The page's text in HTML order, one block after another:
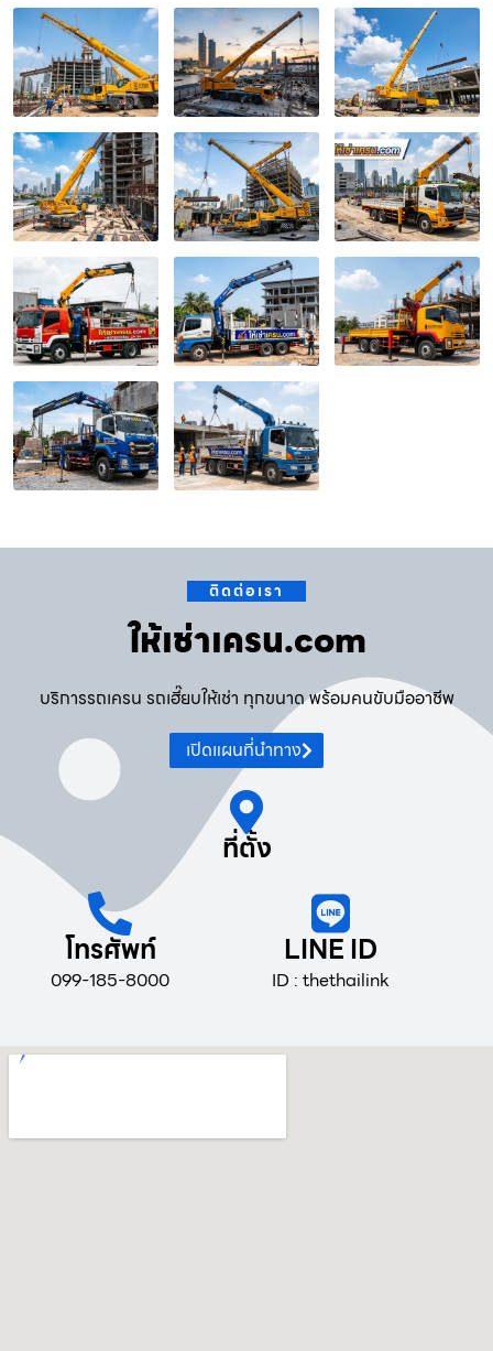
ติดต่อเรา
ให้เช่าเครน.com
บริการรถเครน รถเฮี๊ยบให้เช่า ทุกขนาด พร้อมคนขับมืออาชีพ
เปิดแผนที่นำทาง
ที่ตั้ง
โทรศัพท์
099-185-8000
LINE ID
ID : thethailink